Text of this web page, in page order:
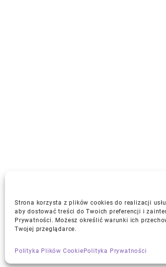
Strona korzysta z plików cookies do realizacji
aby dostować treści do Twoich preferencji i
Prywatności. Możesz określić warunki ich
Twojej przeglądarce.
Polityka Plików Cookie Polityka Prywatności
Gwarancja i Zwroty